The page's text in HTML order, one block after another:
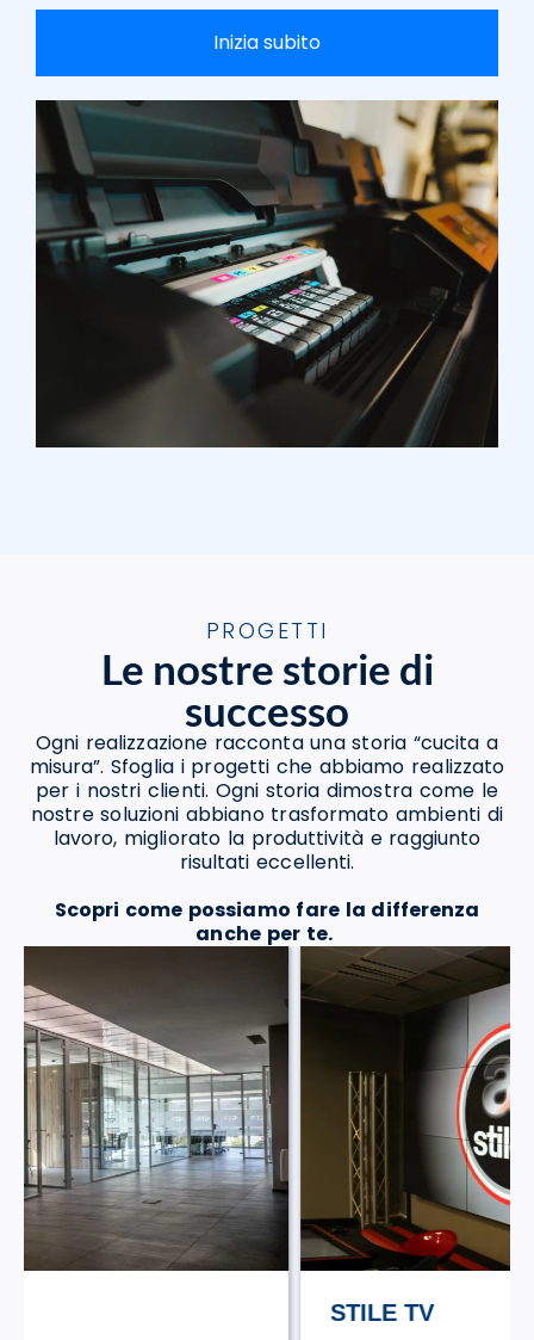
Inizia subito
PROGETTI
Le nostre storie di
successo
Ogni realizzazione racconta una storia “cucita a
misura”. Sfoglia i progetti che abbiamo realizzato
per i nostri clienti. Ogni storia dimostra come le
nostre soluzioni abbiano trasformato ambienti di
lavoro, migliorato la produttività e raggiunto
risultati eccellenti.
Scopri come possiamo fare la differenza
anche per te.